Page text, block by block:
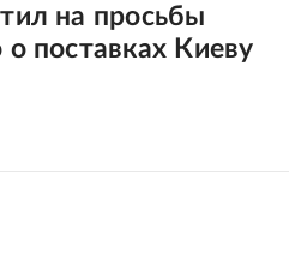
на просьбы
о поставках Киеву